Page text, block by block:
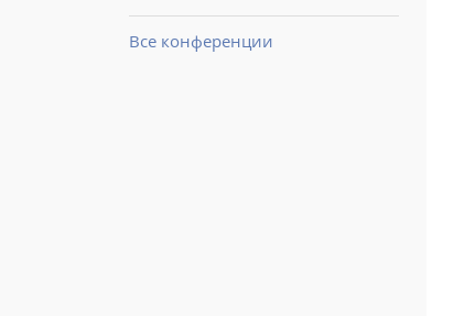
Все конференции